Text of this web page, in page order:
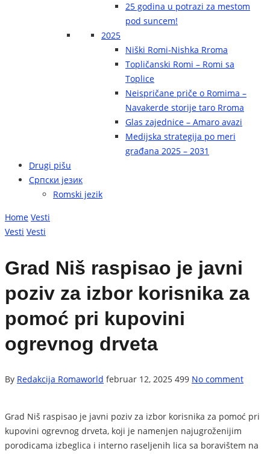
25 godina u potrazi za mestom
pod suncem!
2025
Niški Romi-Nishka Rroma
Topličanski Romi – Romi sa
Toplice
Neispričane priče o Romima –
Navakerde storije taro Rroma
Glas zajednice – Amaro avazi
Medijska strategija po meri
građana 2025 – 2031
Drugi pišu
Српски језик
Romski jezik
Home Vesti
Vesti Vesti
Grad Niš raspisao je javni
poziv za izbor korisnika za
pomoć pri kupovini
ogrevnog drveta
By Redakcija Romaworld februar 12, 2025 499 No comment
Grad Niš raspisao je javni poziv za izbor korisnika za pomoć pri
kupovini ogrevnog drveta, koji je namenjen najugroženijim
porodicama izbeglica i interno raseljenih lica sa boravištem na